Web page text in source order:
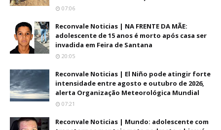
07:06
Reconvale Noticias | NA FRENTE DA MÃE:
adolescente de 15 anos é morto após casa ser
invadida em Feira de Santana
20:05
Reconvale Noticias | El Niño pode atingir forte
intensidade entre agosto e outubro de 2026,
alerta Organização Meteorológica Mundial
07:21
Reconvale Noticias | Mundo: adolescente com